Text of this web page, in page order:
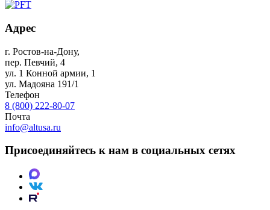
Адрес
г. Ростов-на-Дону,
пер. Певчий, 4
ул. 1 Конной армии, 1
ул. Мадояна 191/1
Телефон
8 (800) 222-80-07
Почта
info@altusa.ru
Присоединяйтесь к нам в социальных сетях